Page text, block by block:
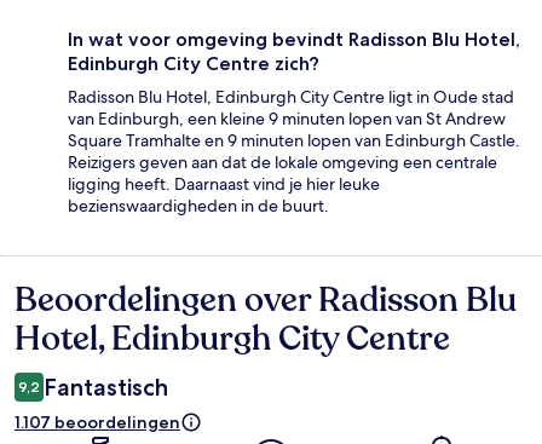
In wat voor omgeving bevindt Radisson Blu Hotel,
Edinburgh City Centre zich?
Radisson Blu Hotel, Edinburgh City Centre ligt in Oude stad
van Edinburgh, een kleine 9 minuten lopen van St Andrew
Square Tramhalte en 9 minuten lopen van Edinburgh Castle.
Reizigers geven aan dat de lokale omgeving een centrale
ligging heeft. Daarnaast vind je hier leuke
bezienswaardigheden in de buurt.
Beoordelingen
Beoordelingen over Radisson Blu
Hotel, Edinburgh City Centre
9,2 Fantastisch
1.107 beoordelingen